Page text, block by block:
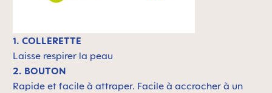
1. COLLERETTE
Laisse respirer la peau
2. BOUTON
Rapide et facile à attraper. Facile à accrocher à un